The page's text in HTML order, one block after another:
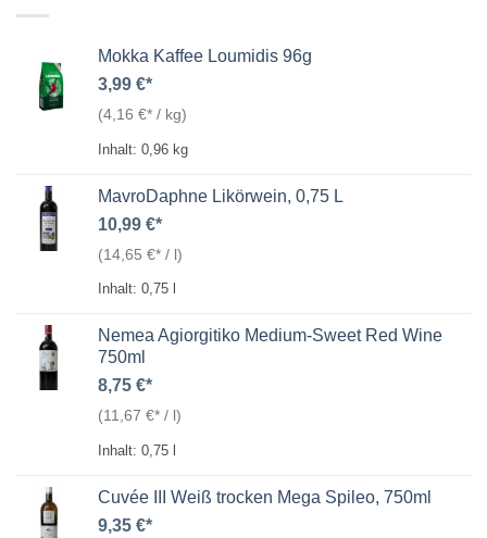
Mokka Kaffee Loumidis 96g
3,99 €
(4,16 € / kg)
Inhalt: 0,96 kg
MavroDaphne Likörwein, 0,75 L
10,99 €
(14,65 € / l)
Inhalt: 0,75
Nemea Agiorgitiko Medium-Sweet Red Wine
750ml
8,75 €
(11,67 € / l)
Inhalt: 0,75 l
Cuvée III Weiß trocken Mega Spileo, 750ml
9,35 €